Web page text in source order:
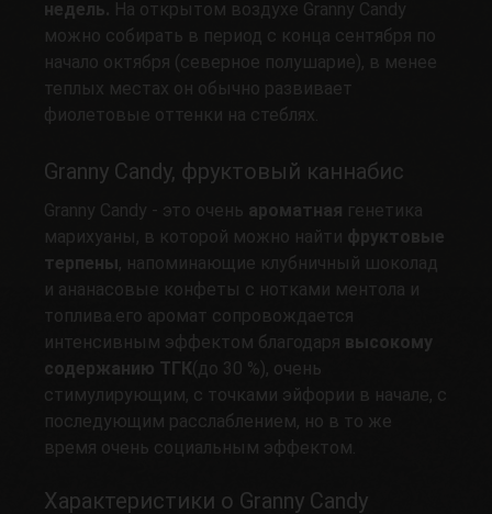
недель. На открытом воздухе Granny Candy
можно собирать в период с конца сентября по
начало октября (северное полушарие), в менее
теплых местах он обычно развивает
фиолетовые оттенки на стеблях.
Granny Candy, фруктовый каннабис
Granny Candy - это очень ароматная генетика
марихуаны, в которой можно найти фруктовые
терпены, напоминающие клубничный шоколад
и ананасовые конфеты с нотками ментола и
топлива.его аромат сопровождается
интенсивным эффектом благодаря высокому
содержанию ТГК(до 30 %), очень
стимулирующим, с точками эйфории в начале, с
последующим расслаблением, но в то же
время очень социальным эффектом.
Характеристики о Granny Candy